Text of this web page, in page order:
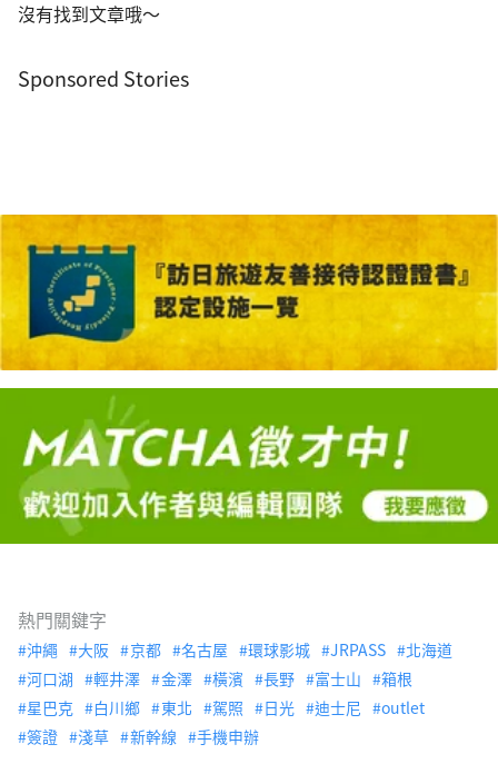
沒有找到文章哦～
Sponsored Stories
熱門關鍵字
沖繩 大阪 京都 名古屋 環球影城 JRPASS
北海道
河口湖
輕井澤 金澤 橫濱 長野 富士山
箱根
星巴克
白川鄉 東北 駕照 日光 迪士尼
outlet
簽證
淺草 新幹線 手機申辦